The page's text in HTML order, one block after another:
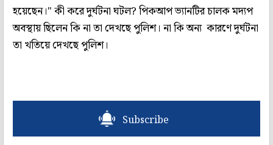
হয়েছেন।" কী করে দুর্ঘটনা ঘটল? পিকআপ ভ্যানটির চালক মদ্যপ
অবস্থায় ছিলেন কি না তা দেখছে পুলিশ। না কি অন্য কারণে দুর্ঘটনা
তা খতিয়ে দেখছে পুলিশ।
Subscribe